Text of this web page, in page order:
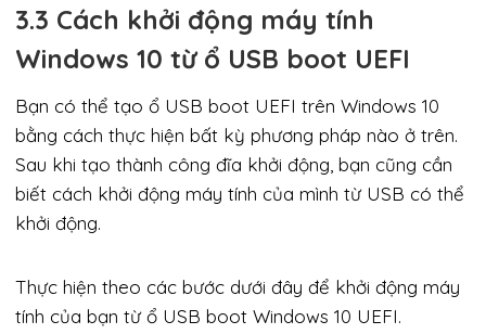
3.3 Cách khởi động máy tính
Windows 10 từ ổ USB boot UEFI
Bạn có thể tạo ổ USB boot UEFI trên Windows 10
bằng cách thực hiện bất kỳ phương pháp nào ở trên.
Sau khi tạo thành công đĩa khởi động, bạn cũng cần
biết cách khởi động máy tính của mình từ USB có thể
khởi động.
Thực hiện theo các bước dưới đây để khởi động máy
tính của bạn từ ổ USB boot Windows 10 UEFI.